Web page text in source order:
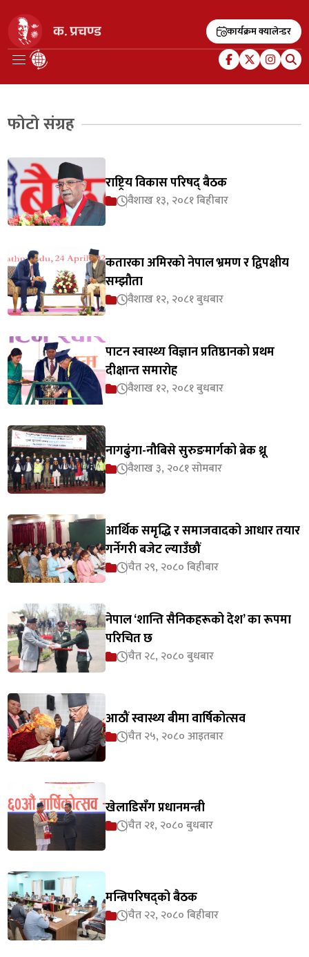
कार्यक्रम क्यालेन्डर
फोटो संग्रह
राष्ट्रिय विकास परिषद् बैठक
वैशाख १३, २०८१ बिहीबार
कतारका अमिरको नेपाल भ्रमण र द्विपक्षीय
सम्झौता
वैशाख १२, २०८१ बुधबार
पाटन स्वास्थ्य विज्ञान प्रतिष्ठानको प्रथम
दीक्षान्त समारोह
वैशाख १२, २०८१ बुधबार
नागढुंगा-नौबिसे सुरुङमार्गको ब्रेक थ्रू
वैशाख ३, २०८१ सोमबार
आर्थिक समृद्धि र समाजवादको आधार तयार
गर्नेगरी बजेट ल्याउँछौं
चैत २९, २०८० बिहीबार
नेपाल ‘शान्ति सैनिकहरूको देश’ का रूपमा
परिचित छ
चैत २८, २०८० बुधबार
आठौं स्वास्थ्य बीमा वार्षिकोत्सव
चैत २५, २०८० आइतबार
खेलाडिसँग प्रधानमन्त्री
चैत २१, २०८० बुधबार
मन्त्रिपरिषद्को बैठक
चैत २२, २०८० बिहीबार